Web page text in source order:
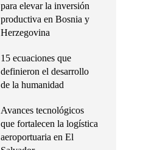
para elevar la inversión
productiva en Bosnia y
Herzegovina
15 ecuaciones que
definieron el desarrollo
de la humanidad
Avances tecnológicos
que fortalecen la logística
aeroportuaria en El